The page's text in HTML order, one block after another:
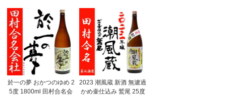
於一の夢 おかつのゆめ 2
5度 1800ml 田村合名会
2023 潮風蔵 新酒 無濾過
かめ壷仕込み 鷲尾 25度